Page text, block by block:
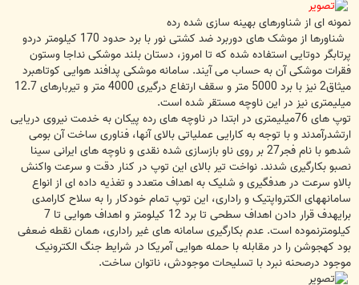
نمونه ای از شناورهای بهینه سازی شده رده
شناورها از موشک های دوربرد ضد کشتی نور با برد حدود 170 کیلومتر دردو
پرتابگر دوتایی استفاده شده که تا امروز، دستان بلند موشکی نداجا وستون
فقرات موشکی آن به حساب می آیند. سامانه موشکی پدافند هوایی کوتاهبرد
میثاق2 نیز با برد 5000 متر و سقف ارتفاع درگیری 4000 متر و تیربارهای 12.7
میلیمتری نیز در این ناوچه مستقر شده است.
توپ های 76میلیمتری در ابتدا در ناوچه های رده پیکان به خدمت نیروی دریایی
ارتشدرآمدند و با توجه به کارایی عملیاتی بالای آنها، فناوری ساخت آن بومی
شدهو با نام فجر27 بر روی ناو بازسازی شده نقدی و ناوچه های ایرانی سینا
نصبو بکارگیری شدند. نواخت تیر بالای این توپ در کنار دقت و سرعت واکنش
بالاو سرعت در هدفگیری و شلیک به اهداف متعدد و تغذیه داده ای از انواع
سامانههای الکترواپتیک و راداری، این توپ تمام خودکار را به سلاح کارامدی
برایهدف قرار دادن اهداف سطحی تا برد 12 کیلومتر و اهداف هوایی تا 7
کیلومترنموده است. عدم بکارگیری سامانه های غیر راداری، همان نقطه ضعفی
بود کهجوشن را در مقابله با حمله هوایی آمریکا در شرایط جنگ الکترونیک
موجود درصحنه نبرد با تسلیحات موجودش، ناتوان ساخت.